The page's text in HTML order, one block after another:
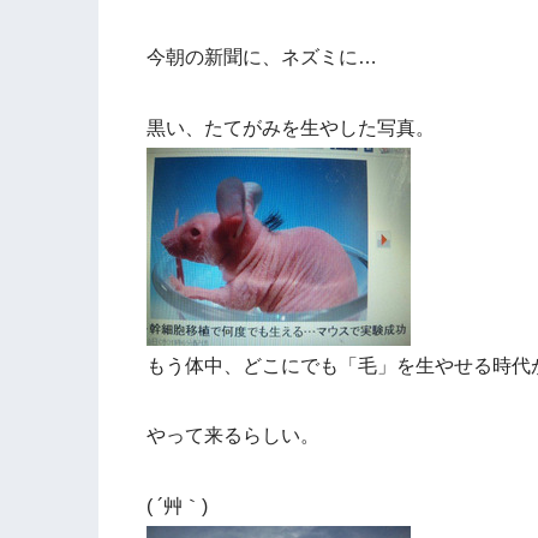
今朝の新聞に、ネズミに…
黒い、たてがみを生やした写真。
もう体中、どこにでも「毛」を生やせる時代
やって来るらしい。
( ´艸｀)